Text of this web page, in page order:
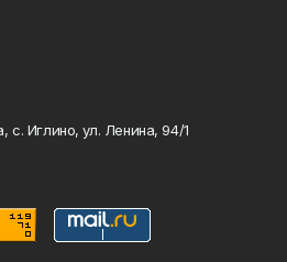
с. Иглино, ул. Ленина, 94/1